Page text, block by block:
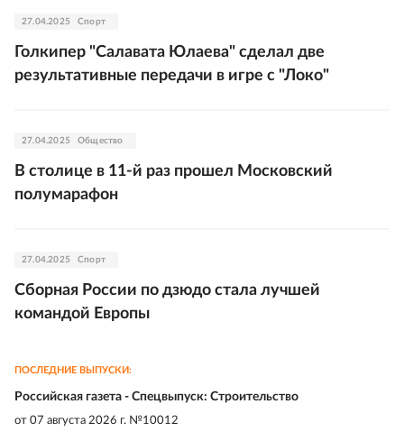
27.04.2025 Спорт
Голкипер "Салавата Юлаева" сделал две
результативные передачи в игре с "Локо"
27.04.2025 Общество
В столице в 11-й раз прошел Московский
полумарафон
27.04.2025 Спорт
Сборная России по дзюдо стала лучшей
командой Европы
ПОСЛЕДНИЕ ВЫПУСКИ:
Российская газета - Спецвыпуск: Строительство
от 07 августа 2026 г. №10012